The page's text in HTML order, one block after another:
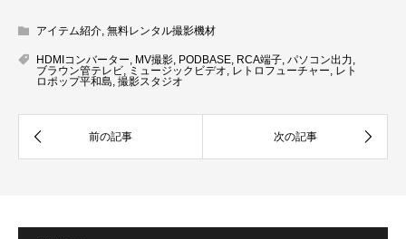
アイテム紹介, 無料レンタル撮影機材
HDMIコンバーター, MV撮影, PODBASE, RCA端子, パソコン出力,
ブラウン管テレビ, ミュージックビデオ, レトロフューチャー, レト
ロポップ平和島, 撮影スタジオ